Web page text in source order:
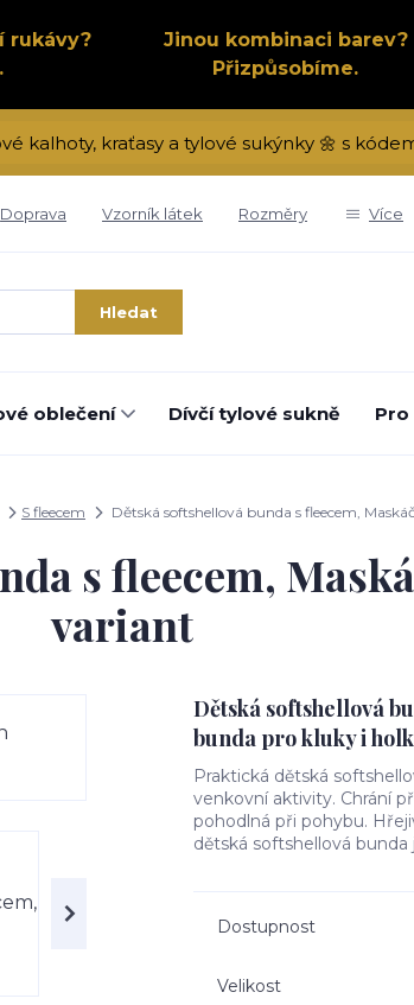
rukávy?
Jinou kombinaci barev?
Přizpůsobíme.
kalhoty, kraťasy a tylové sukýnky 🌼 s
Doprava Vzorník látek Rozměry Více
Hledat
oblečení Dívčí tylové sukně Pro
S fleecem Dětská softshellová bunda s fleecem,
s fleecem,
variant
Dětská softshellová
bunda pro kluky i
Praktická dětská
venkovní aktivity. Chrání
pohodlná při pohybu.
dětská softshellová
Dostupnost
Velikost